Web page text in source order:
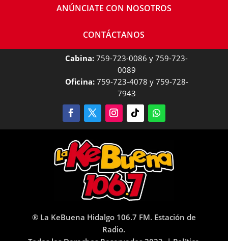
ANÚNCIATE CON NOSOTROS
CONTÁCTANOS
Cabina: 759-723-0086 y 759-723-
0089
Oficina:759-723-4078 y 759-728-
7943
® La KeBuena Hidalgo 106.7 FM. Estación de
Radio.